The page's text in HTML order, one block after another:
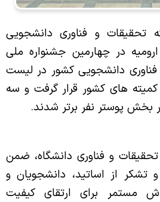
تحقیقات و فناوری دانشجویی
در چهارمین جشنواره ملی
دانشجویی کشور در لیست
کمیته های کشور قرار گرفت و سه
بخش پوستر نفر برتر شدند.
و فناوری دانشگاه، ضمن
تشکر از اساتید، دانشجویان و
مستمر برای ارتقای کیفیت